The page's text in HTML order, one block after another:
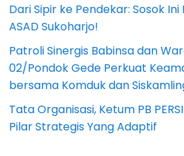
Dari Sipir ke Pendekar: Sosok Ini
ASAD Sukoharjo!
Patroli Sinergis Babinsa dan
02/Pondok Gede Perkuat
bersama Komduk dan
Tata Organisasi, Ketum PB
Pilar Strategis Yang Adaptif